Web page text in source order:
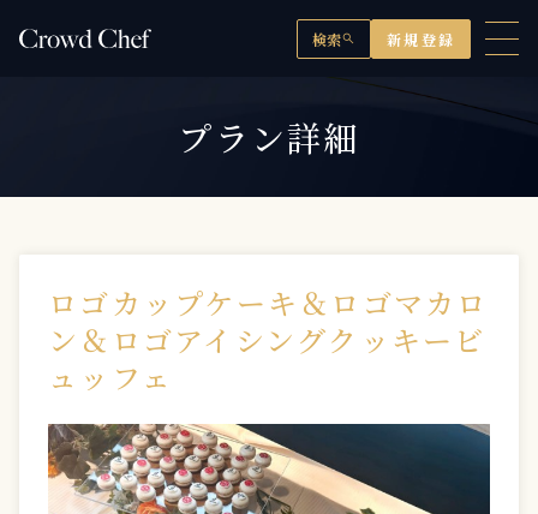
検索search 新規登録
プラン詳細
ロゴカップケーキ＆ロゴマカロ
ン＆ロゴアイシングクッキービ
ュッフェ